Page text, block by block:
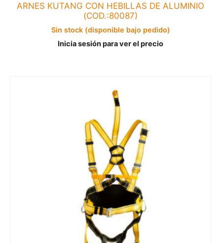
ARNES KUTANG CON HEBILLAS DE ALUMINIO
(COD.:80087)
Sin stock (disponible bajo pedido)
Inicia sesión para ver el precio